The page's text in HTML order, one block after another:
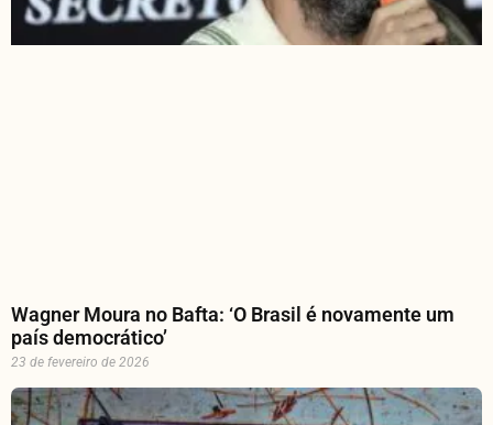
Wagner Moura no Bafta: ‘O Brasil é novamente um
país democrático’
23 de fevereiro de 2026